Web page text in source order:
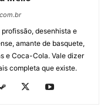
desenhista e
amante de basquete,
e Coca-Cola. Vale dizer
completa que existe.